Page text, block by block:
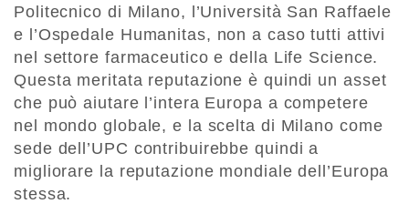
Politecnico di Milano, l’Università San Raffaele
e l’Ospedale Humanitas, non a caso tutti attivi
nel settore farmaceutico e della Life Science.
Questa meritata reputazione è quindi un asset
che può aiutare l’intera Europa a competere
nel mondo globale, e la scelta di Milano come
sede dell’UPC contribuirebbe quindi a
migliorare la reputazione mondiale dell’Europa
stessa.